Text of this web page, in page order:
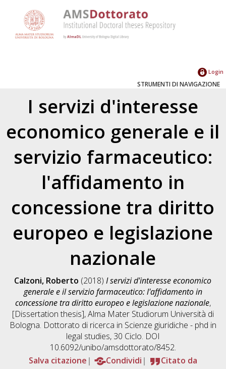
Login
STRUMENTI DI NAVIGAZIONE
I servizi d'interesse
economico generale e il
servizio farmaceutico:
l'affidamento in
concessione tra diritto
europeo e legislazione
nazionale
Calzoni, Roberto (2018)I servizi d'interesse economico
generale e il servizio farmaceutico: l'affidamento in
concessione tra diritto europeo e legislazione nazionale,
[Dissertation thesis], Alma Mater Studiorum Università di
Bologna. Dottorato di ricerca in Scienze giuridiche - phd in
legal studies, 30 Ciclo. DOI
10.6092/unibo/amsdottorato/8452.
Salva citazione
Condividi
Citato da